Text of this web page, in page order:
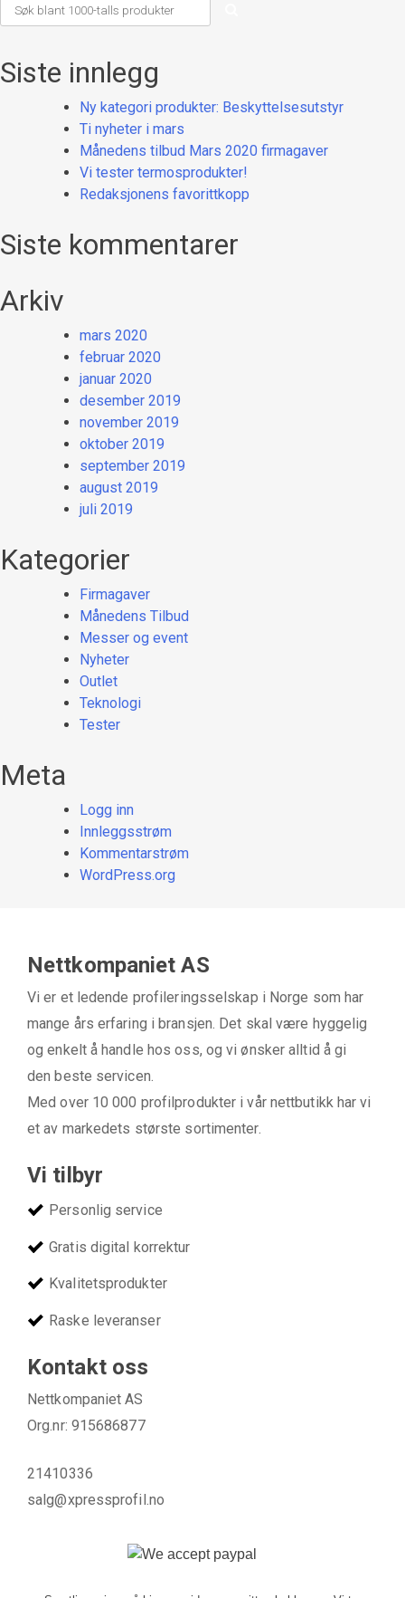
Siste innlegg
Ny kategori produkter: Beskyttelsesutstyr
Ti nyheter i mars
Månedens tilbud Mars 2020 firmagaver
Vi tester termosprodukter!
Redaksjonens favorittkopp
Siste kommentarer
Arkiv
mars 2020
februar 2020
januar 2020
desember 2019
november 2019
oktober 2019
september 2019
august 2019
juli 2019
Kategorier
Firmagaver
Månedens Tilbud
Messer og event
Nyheter
Outlet
Teknologi
Tester
Meta
Logg inn
Innleggsstrøm
Kommentarstrøm
WordPress.org
Nettkompaniet AS
Vi er et ledende profileringsselskap i Norge som har
mange års erfaring i bransjen. Det skal være hyggelig
og enkelt å handle hos oss, og vi ønsker alltid å gi
den beste servicen.
Med over 10 000 profilprodukter i vår nettbutikk har vi
et av markedets største sortimenter.
Vi tilbyr
Personlig service
Gratis digital korrektur
Kvalitetsprodukter
Raske leveranser
Kontakt oss
Nettkompaniet AS
Org.nr: 915686877
21410336
salg@xpressprofil.no